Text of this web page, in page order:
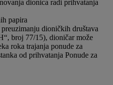
dionica radi prihvatanja
papira
dioničkih društava
broj 77/15), dioničar može
roka trajanja ponude za
od prihvatanja Ponude za